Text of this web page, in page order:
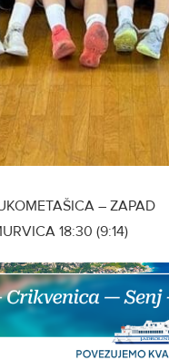
– ZAPAD
18:30 (9:14)